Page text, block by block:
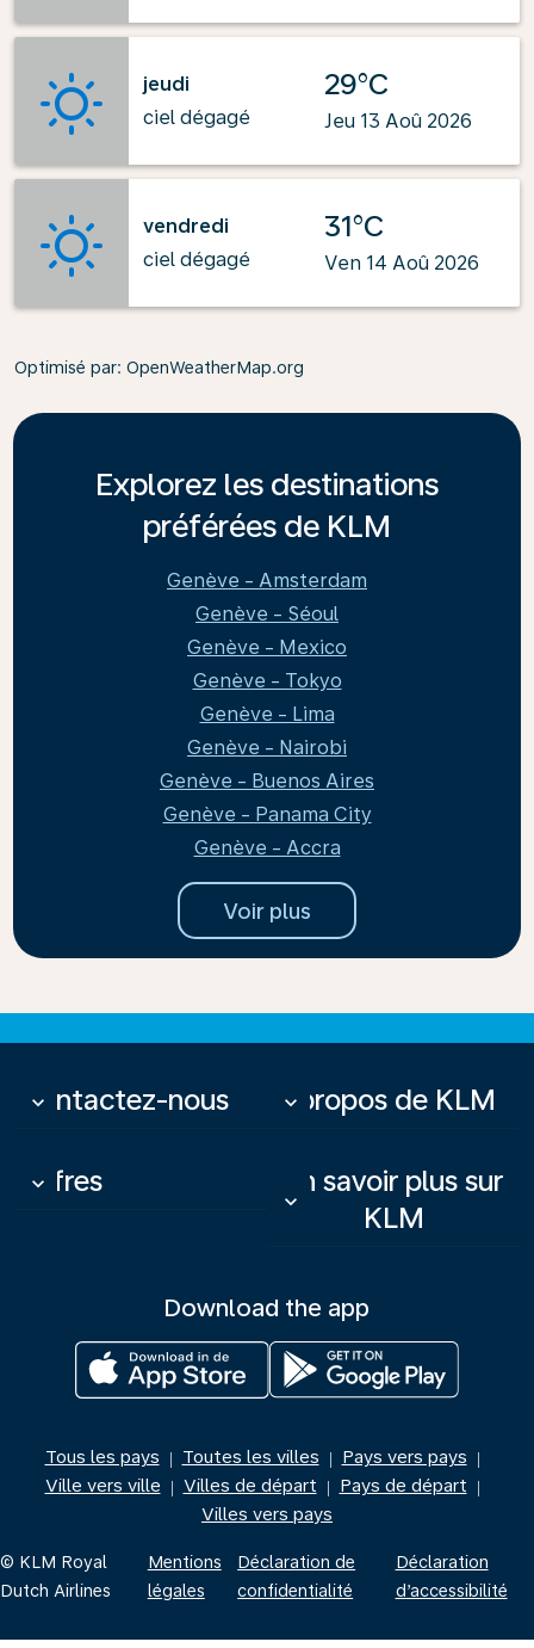
jeudi
ciel dégagé
29°C
Jeu 13 Aoû 2026
vendredi
ciel dégagé
31°C
Ven 14 Aoû 2026
Optimisé par: OpenWeatherMap.org
Explorez les destinations
préférées de KLM
Genève - Amsterdam
Genève - Séoul
Genève - Mexico
Genève - Tokyo
Genève - Lima
Genève - Nairobi
Genève - Buenos Aires
Genève - Panama City
Genève - Accra
Voir plus
Contactez-nous
keyboard_arrow_down À propos de KLM
keyboard_arrow_down
Offres
keyboard_arrow_down
En savoir plus sur
KLM
keyboard_arrow_down
Download the app
Tous les pays | Toutes les villes | Pays vers pays |
Ville vers ville | Villes de départ | Pays de départ |
Villes vers pays
© KLM Royal
Dutch Airlines
Mentions
légales
Déclaration de
confidentialité
Déclaration
d’accessibilité